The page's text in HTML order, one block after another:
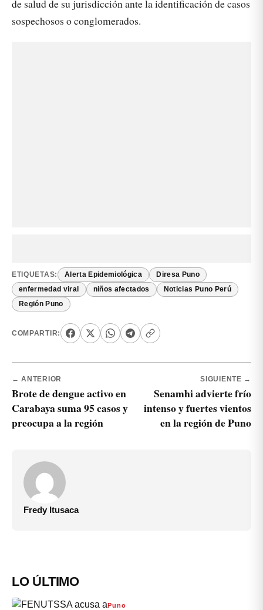
de salud de su jurisdicción ante la identificación de casos
sospechosos o conglomerados.
ETIQUETAS: Alerta Epidemiológica Diresa Puno
enfermedad viral niños afectados Noticias Puno Perú
Región Puno
COMPARTIR:
← ANTERIOR
Brote de dengue activo en
Carabaya suma 95 casos y
preocupa a la región
SIGUIENTE →
Senamhi advierte frío
intenso y fuertes vientos
en la región de Puno
Fredy Itusaca
LO ÚLTIMO
Puno